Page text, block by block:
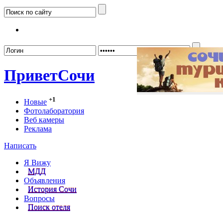
ПриветСочи
Новые +1
Фотолаборатория
Веб камеры
Реклама
Написать
Я Вижу
МДД
Объявления
История Сочи
Вопросы
Поиск отеля